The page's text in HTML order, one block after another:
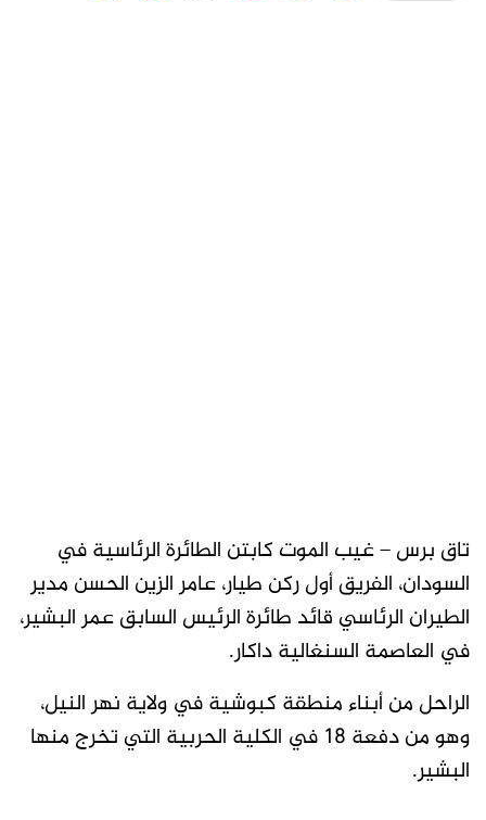
تاق برس – غيب الموت كابتن الطائرة الرئاسية في
السودان، الفريق أول ركن طيار، عامر الزين الحسن مدير
الطيران الرئاسي قائد طائرة الرئيس السابق عمر البشير،
في العاصمة السنغالية داكار.
الراحل من أبناء منطقة كبوشية في ولاية نهر النيل،
وهو من دفعة 18 في الكلية الحربية التي تخرج منها
البشير.